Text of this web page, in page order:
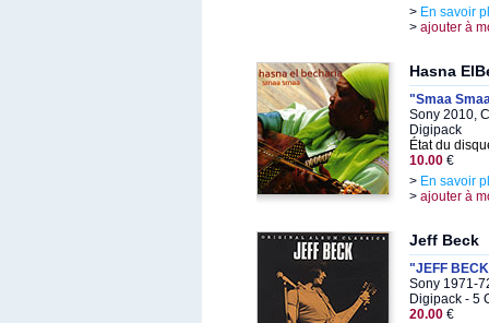
> En savoir
> ajouter à
Hasna
"Smaa
Sony 2010,
Digipack
État du
10.00 €
> En savoir
> ajouter à
Jeff Beck
"JEFF
Sony 1971-
Digipack - 5
20.00 €